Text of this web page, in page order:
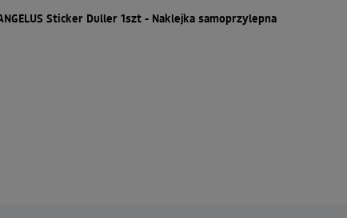
Sticker Duller 1szt - Naklejka samoprzylepna